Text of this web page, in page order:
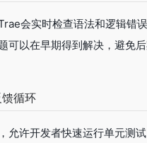
会实时检查语法和逻辑错
可以在早期得到解决，避免
循环
允许开发者快速运行单元测